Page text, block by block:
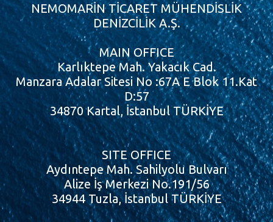
NEMOMARİN TİCARET MÜHENDİSLİK
DENİZCİLİK A.Ş.
MAIN OFFICE
Karlıktepe Mah. Yakacık Cad.
Manzara Adalar Sitesi No :67A E Blok 11.Kat
D:57
34870 Kartal, İstanbul TÜRKİYE
SITE OFFICE
Aydıntepe Mah. Sahilyolu Bulvarı
Alize İş Merkezi No.191/56
34944 Tuzla, İstanbul TÜRKİYE